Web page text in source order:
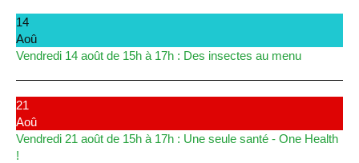
14
Aoû
Vendredi 14 août de 15h à 17h : Des insectes au menu
21
Aoû
Vendredi 21 août de 15h à 17h : Une seule santé - One Health
!